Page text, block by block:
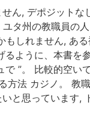
ん, デポジット
タ州の教職員の
しれません, あ
ように、本書を
”。 比較的空
法 カジノ。 教
と思っています,